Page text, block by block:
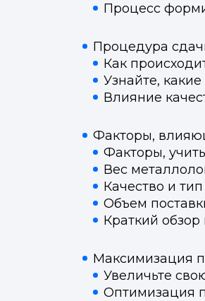
Процесс
Процедура
Как
Узнайте,
Влияние
Факторы,
Факторы,
Вес
Качество и
Объем
Краткий обзор
Максимизация
Увеличьте
Оптимизация